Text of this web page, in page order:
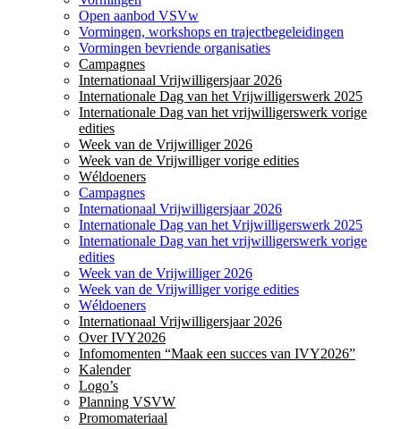
Open aanbod VSVw
Vormingen, workshops en trajectbegeleidingen
Vormingen bevriende organisaties
Campagnes
Internationaal Vrijwilligersjaar 2026
Internationale Dag van het Vrijwilligerswerk 2025
Internationale Dag van het vrijwilligerswerk vorige
edities
Week van de Vrijwilliger 2026
Week van de Vrijwilliger vorige edities
Wéldoeners
Campagnes
Internationaal Vrijwilligersjaar 2026
Internationale Dag van het Vrijwilligerswerk 2025
Internationale Dag van het vrijwilligerswerk vorige
edities
Week van de Vrijwilliger 2026
Week van de Vrijwilliger vorige edities
Wéldoeners
Internationaal Vrijwilligersjaar 2026
Over IVY2026
Infomomenten “Maak een succes van IVY2026”
Kalender
Logo’s
Planning VSVW
Promomateriaal